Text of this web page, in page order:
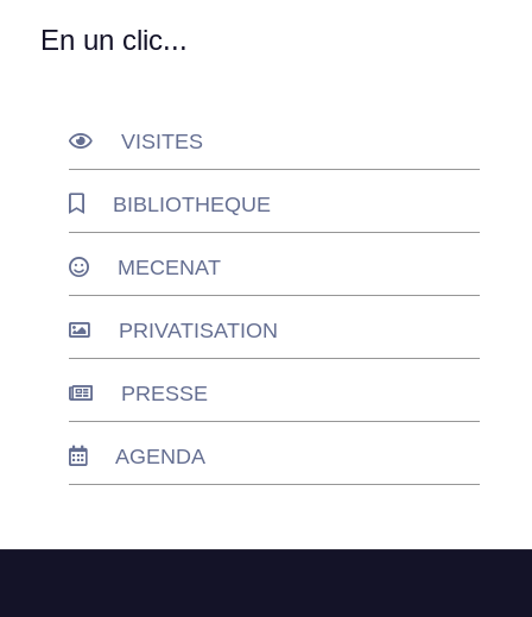
En un clic...
VISITES
BIBLIOTHEQUE
MECENAT
PRIVATISATION
PRESSE
AGENDA